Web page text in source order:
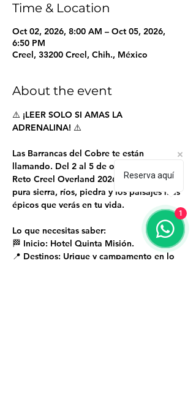
Time & Location
Oct 02, 2026, 8:00 AM – Oct 05, 2026,
6:50 PM
Creel, 33200 Creel, Chih., México
About the event
⚠️ ¡LEER SOLO SI AMAS LA
ADRENALINA! ⚠️
Las Barrancas del Cobre te están
llamando. Del 2 al 5 de octubre se vive el
Reto Creel Overland 2026. ⛰️🚙 4 días de
pura sierra, ríos, piedra y los paisajes más
épicos que verás en tu vida.
Lo que necesitas saber:
🏁 Inicio: Hotel Quinta Misión.
📍 Destinos: Urique y campamento en lo
Reserva aquí
1